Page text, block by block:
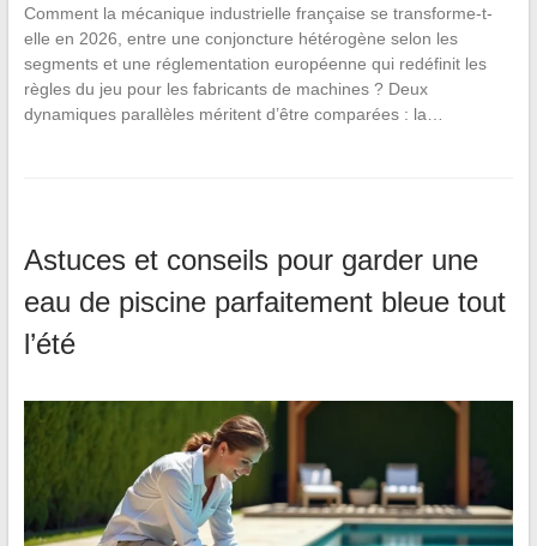
Comment la mécanique industrielle française se transforme-t-
elle en 2026, entre une conjoncture hétérogène selon les
segments et une réglementation européenne qui redéfinit les
règles du jeu pour les fabricants de machines ? Deux
dynamiques parallèles méritent d’être comparées : la…
Astuces et conseils pour garder une
eau de piscine parfaitement bleue tout
l’été